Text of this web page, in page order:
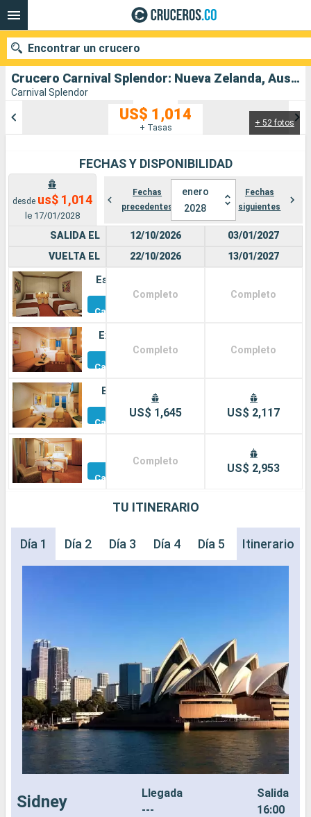
Crucero Carnival Splendor: Nueva Zelanda, Australia salida desde Sidney
Carnival Splendor
+ 52 fotos
US$ 1,014
+ Tasas
FECHAS Y DISPONIBILIDAD
desde us$ 1,014
le 17/01/2028
Fechas
precedentes
enero
2028
Fechas
siguientes
SALIDA EL
VUELTA EL
Estándar
Camarotes
Exterior
Camarotes
Balcón
Otros
Camarotes
Camarotes
12/10/2026
22/10/2026
Completo
Completo
US$ 1,645
Completo
03/01/2027
13/01/2027
Completo
Completo
US$ 2,117
US$ 2,953
TU ITINERARIO
Día 1 Día 2 Día 3 Día 4 Día 5 Día 6 Día
Itinerario
Sidney
Llegada
---
Salida
16:00
Encontrar un crucero
Puertos Compañías
Buscar